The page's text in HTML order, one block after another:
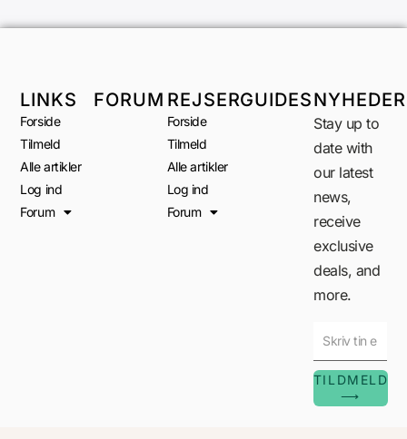
LINKS
Forside
Tilmeld
Alle artikler
Log ind
Forum
FORUM REJSER
Forside
Tilmeld
Alle artikler
Log ind
Forum
GUIDESNYHEDER
Stay up to
date with
our latest
news,
receive
exclusive
deals, and
more.
TILDMELD
⟶